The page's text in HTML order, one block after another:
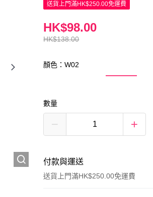
送貨上門滿HK$250.00免運費
HK$138.00
HK$98.00
顏色：W02
數量
付款與運送
送貨上門滿HK$250.00免運費